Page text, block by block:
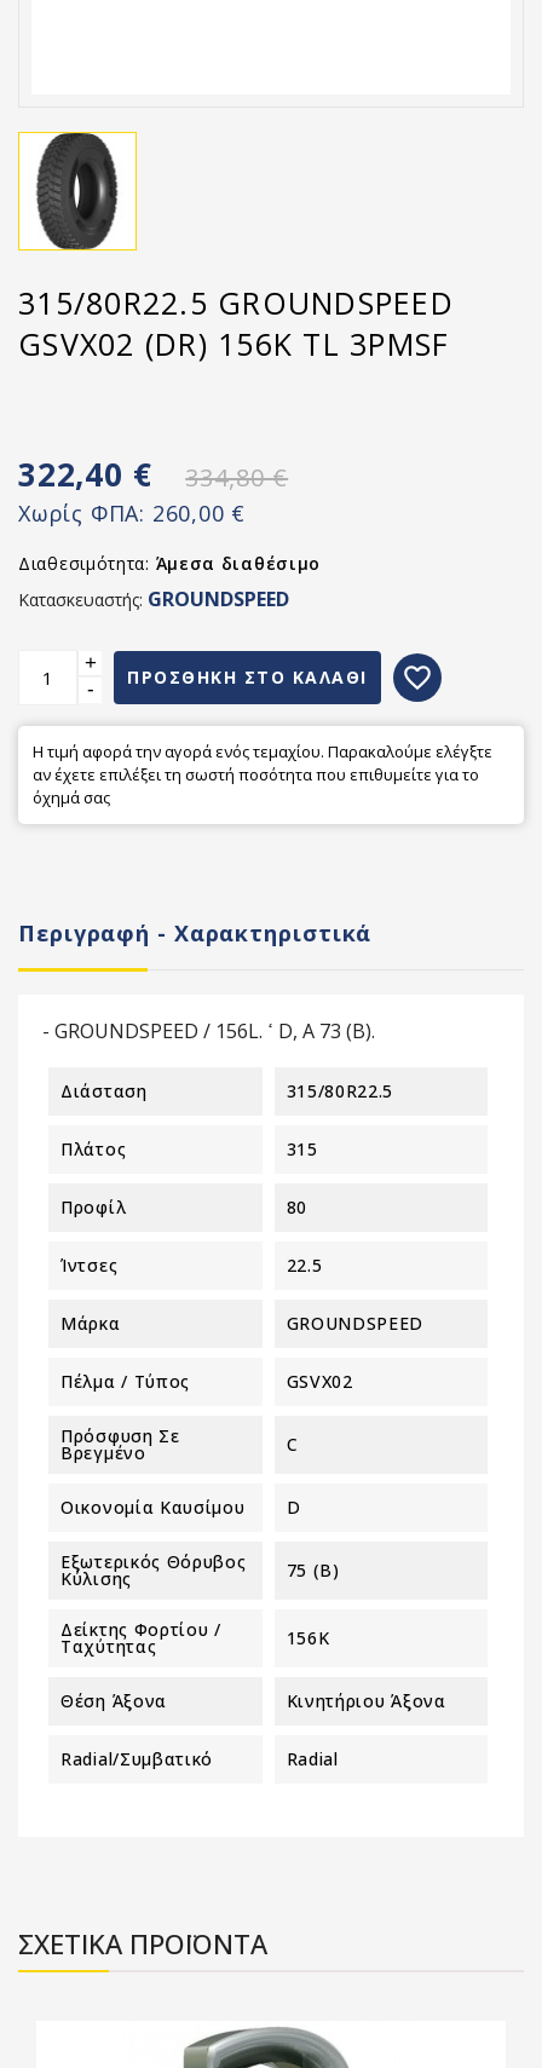
315/80R22.5 GROUNDSPEED
GSVX02 (DR) 156K TL 3PMSF
322,40 €
Χωρίς ΦΠΑ: 260,00 €
334,80 €
Διαθεσιμότητα: Άμεσα διαθέσιμο
Κατασκευαστής: GROUNDSPEED
+
-
ΠΡΟΣΘΗΚΗ ΣΤΟ ΚΑΛΑΘΙ favorite_border
Η τιμή αφορά την αγορά ενός τεμαχίου. Παρακαλούμε ελέγξτε
αν έχετε επιλέξει τη σωστή ποσότητα που επιθυμείτε για το
όχημά σας
Περιγραφή - Χαρακτηριστικά
- GROUNDSPEED / 156L. ߵ D, A 73 (B).
Διάσταση 315/80R22.5
Πλάτος 315
Προφίλ 80
Ίντσες 22.5
Μάρκα GROUNDSPEED
Πέλμα / Τύπος GSVX02
Πρόσφυση Σε
Βρεγμένο C
Οικονομία Καυσίμου D
Εξωτερικός Θόρυβος
Κύλισης 75 (B)
Δείκτης Φορτίου /
Ταχύτητας 156K
Θέση Άξονα Κινητήριου Άξονα
Radial/Συμβατικό Radial
ΣΧΕΤΙΚΑ ΠΡΟΪΟΝΤΑ